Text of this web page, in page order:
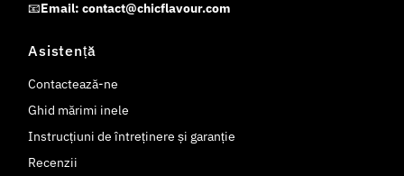
📧Email: contact@chicflavour.com
Asistență
Contactează-ne
Ghid mărimi inele
Instrucțiuni de întreținere și garanție
Recenzii